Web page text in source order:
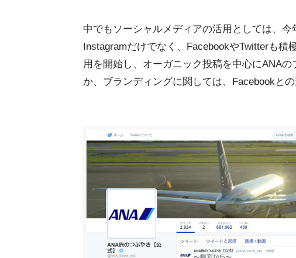
中でもソーシャルメディアの活用としては、
Instagramだけでなく、FacebookやTwitterも積
用を開始し、オーガニック投稿を中心にANA
か、ブランディングに関しては、Facebookと